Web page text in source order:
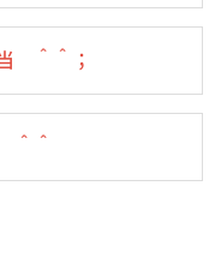
＾＾；
＾